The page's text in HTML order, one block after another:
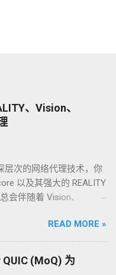
、Vision、
层次的网络代理技术，你
以及其强大的 REALITY
会伴随着 Vision、
色？我们能否将它们集
终极伪装？ 今天，我们
心观点：它们不是“四兄
队” 首先，我们需要明确
READ MORE »
(MoQ) 为